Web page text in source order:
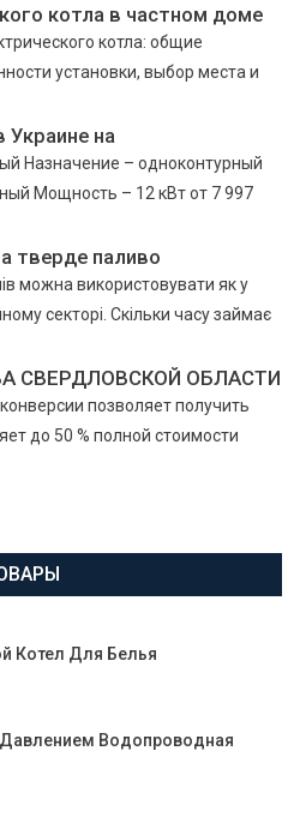
котла в частном доме
котла: общие
установки, выбор места и
на
Назначение – одноконтурный
Мощность – 12 кВт от 7 997
тверде паливо
можна використовувати як у
секторі. Скільки часу займає
СВЕРДЛОВСКОЙ ОБЛАСТИ
позволяет получить
до 50 % полной стоимости
Котел Для Белья
Водопроводная